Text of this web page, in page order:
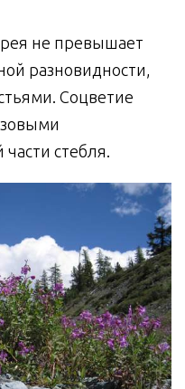
не превышает
разновидности,
Соцветие
стебля.